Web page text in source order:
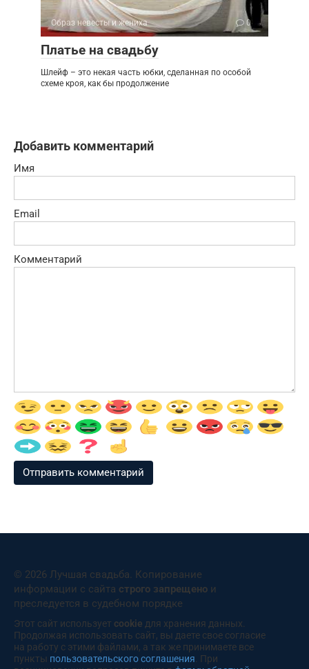
Образ невесты и жениха 0
Платье на свадьбу
Шлейф – это некая часть юбки, сделанная по особой
схеме кроя, как бы продолжение
Добавить комментарий
Имя
Email
Комментарий
© 2026 Лучшая свадьба. Копирование
информации с сайта строго запрещено и
преследуется в судебном порядке
Этот сайт использует cookie для хранения данных.
Продолжая использовать сайт, вы даете свое согласие
на работу с этими файлами, а так же принимаете все
пункты пользовательского соглашения . При